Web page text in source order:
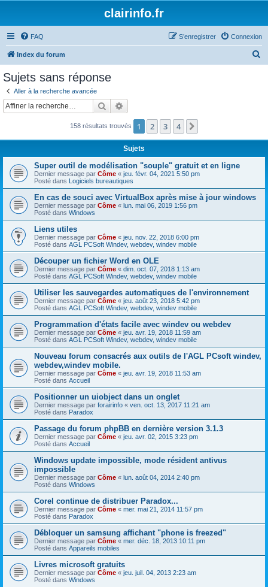
clairinfo.fr
FAQ Connexion
S’enregistrer
Index du forum
c
Sujets sans réponse
Aller à la recherche avancée
Rechercher
158 résultats trouvés 1 2 3 4
Sujets
Super outil de modélisation "souple" gratuit et en ligne
Dernier message par Côme « jeu. févr. 04, 2021 5:50 pm
Posté dans Logiciels bureautiques
En cas de souci avec VirtualBox après mise à jour windows
Dernier message par Côme « lun. mai 06, 2019 1:56 pm
Posté dans Windows
Liens utiles
Dernier message par Côme « jeu. nov. 22, 2018 6:00 pm
Posté dans AGL PCSoft Windev, webdev, windev mobile
Découper un fichier Word en OLE
Dernier message par Côme « dim. oct. 07, 2018 1:13 am
Posté dans AGL PCSoft Windev, webdev, windev mobile
Utiliser les sauvegardes automatiques de l'environnement
Dernier message par Côme « jeu. août 23, 2018 5:42 pm
Posté dans AGL PCSoft Windev, webdev, windev mobile
Programmation d'états facile avec windev ou webdev
Dernier message par Côme « jeu. avr. 19, 2018 11:59 am
Posté dans AGL PCSoft Windev, webdev, windev mobile
Nouveau forum consacrés aux outils de l'AGL PCsoft windev,
webdev,windev mobile.
Dernier message par Côme « jeu. avr. 19, 2018 11:53 am
Posté dans Accueil
Positionner un uiobject dans un onglet
Dernier message par forairinfo « ven. oct. 13, 2017 11:21 am
Posté dans Paradox
Passage du forum phpBB en dernière version 3.1.3
Dernier message par Côme « jeu. avr. 02, 2015 3:23 pm
Posté dans Accueil
Windows update impossible, mode résident antivus
impossible
Dernier message par Côme « lun. août 04, 2014 2:40 pm
Posté dans Windows
Corel continue de distribuer Paradox...
Dernier message par Côme « mer. mai 21, 2014 11:57 pm
Posté dans Paradox
Débloquer un samsung affichant "phone is freezed"
Dernier message par Côme « mer. déc. 18, 2013 10:11 pm
Posté dans Appareils mobiles
Livres microsoft gratuits
Dernier message par Côme « jeu. juil. 04, 2013 2:23 am
Posté dans Windows